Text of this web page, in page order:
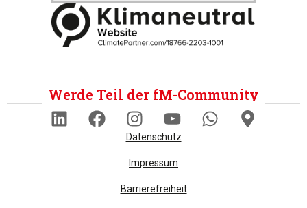
Werde Teil der fM-Community
Datenschutz
Impressum
Barrierefreiheit